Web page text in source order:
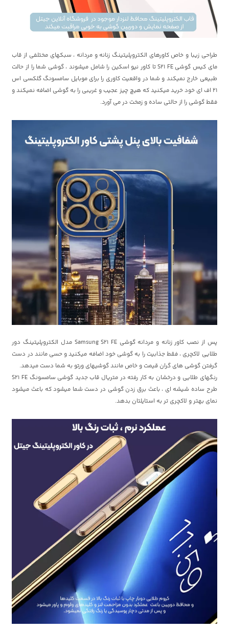
طراحی زیبا و خاص کاورهای الکتروپلیتینگ زنانه و مردانه ، سبکهای مختلفی از قاب
مای کیس گوشی S21 FE تا کاور نیو اسکین را شامل میشوند ، گوشی شما را از حالت
طبیعی خارج نمیکند و شما در واقعیت کاوری را برای موبایل سامسونگ گلکسی اس
21 اف ای خود خرید میکنید که هیچ چیز عجیب و غریبی را به گوشی اضافه نمیکند و
فقط گوشی را از حالتی ساده و زمخت در می آورد.
پس از نصب کاور زنانه و مردانه گوشی Samsung S21 FE مدل الکتروپلیتینگ دور
طلایی لاکچری ، فقط جذابیت را به گوشی خود اضافه میکنید و حسی مانند در دست
گرفتن گوشی های گران قیمت و خاص مانند گوشیهای ورتو به شما دست میدهد.
رنگهای طلایی و درخشان به کار رفته در متریال قاب جدید گوشی سامسونگ S21 FE
طرح ساده شیشه ای ، باعث برق زدن گوشی در دست شما میشود که باعث میشود
نمای بهتر و لاکچری تر به استایلتان بدهد.